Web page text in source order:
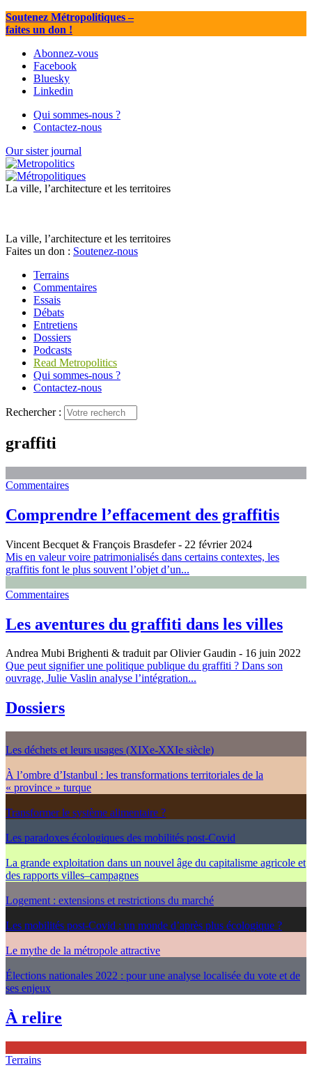
Soutenez Métropolitiques–
faites un don !
Abonnez-vous
Facebook
Bluesky
Linkedin
Qui sommes-nous ?
Contactez-nous
Our sister journal
La ville, l’architecture et les territoires
La ville, l’architecture et les territoires
Faites un don : Soutenez-nous
Terrains
Commentaires
Essais
Débats
Entretiens
Dossiers
Podcasts
Read Metropolitics
Qui sommes-nous ?
Contactez-nous
Rechercher :
graffiti
Commentaires
Comprendre l’effacement des graffitis
Vincent Becquet & François Brasdefer- 22 février 2024
Mis en valeur voire patrimonialisés dans certains contextes, les
graffitis font le plus souvent l’objet d’un...
Commentaires
Les aventures du graffiti dans les villes
Andrea Mubi Brighenti & traduit par Olivier Gaudin - 16 juin 2022
Que peut signifier une politique publique du graffiti ? Dans son
ouvrage, Julie Vaslin analyse l’intégration...
Dossiers
Les déchets et leurs usages (XIXe-XXIe siècle)
À l’ombre d’Istanbul : les transformations territoriales de la
« province » turque
Transformer le système alimentaire ?
Les paradoxes écologiques des mobilités post-Covid
La grande exploitation dans un nouvel âge du capitalisme agricole et
des rapports villes–campagnes
Logement : extensions et restrictions du marché
Les mobilités post-Covid : un monde d’après plus écologique ?
Le mythe de la métropole attractive
Élections nationales 2022 : pour une analyse localisée du vote et de
ses enjeux
À relire
Terrains